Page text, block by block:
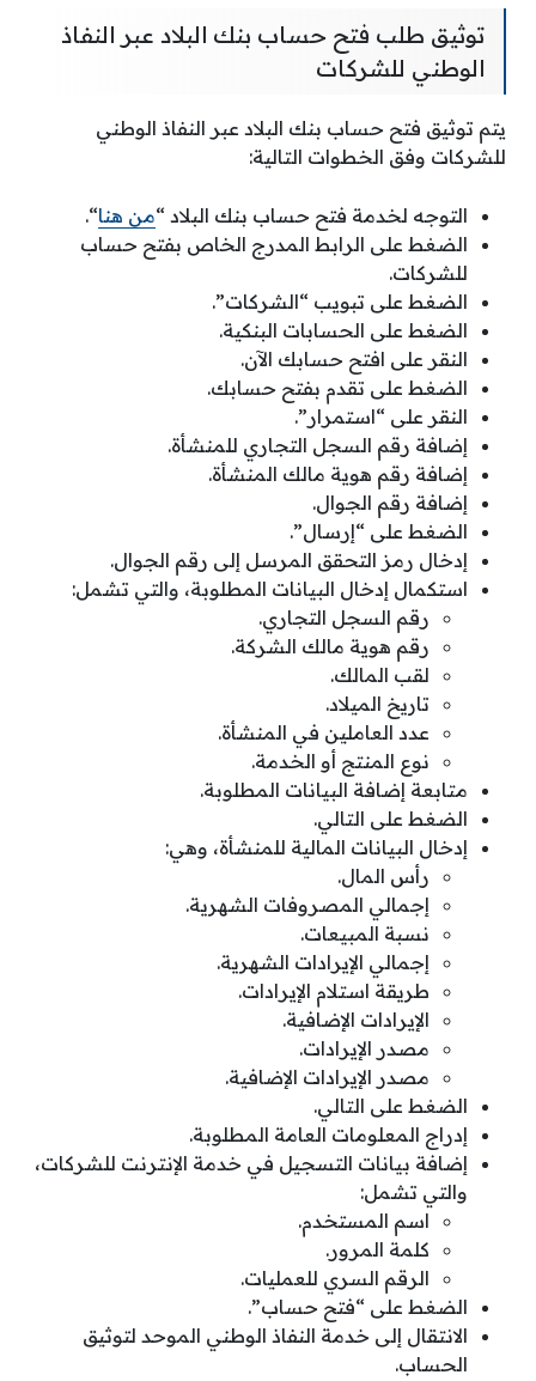
توثيق طلب فتح حساب بنك البلاد عبر النفاذ
الوطني للشركات
يتم توثيق فتح حساب بنك البلاد عبر النفاذ الوطني
للشركات وفق الخطوات التالية:
التوجه لخدمة فتح حساب بنك البلاد “من هنا“.
الضغط على الرابط المدرج الخاص بفتح حساب
للشركات.
الضغط على تبويب “الشركات”.
الضغط على الحسابات البنكية.
النقر على افتح حسابك الآن.
الضغط على تقدم بفتح حسابك.
النقر على “استمرار”.
إضافة رقم السجل التجاري للمنشأة.
إضافة رقم هوية مالك المنشأة.
إضافة رقم الجوال.
الضغط على “إرسال”.
إدخال رمز التحقق المرسل إلى رقم الجوال.
استكمال إدخال البيانات المطلوبة، والتي تشمل:
رقم السجل التجاري.
رقم هوية مالك الشركة.
لقب المالك.
تاريخ الميلاد.
عدد العاملين في المنشأة.
نوع المنتج أو الخدمة.
متابعة إضافة البيانات المطلوبة.
الضغط على التالي.
إدخال البيانات المالية للمنشأة، وهي:
رأس المال.
إجمالي المصروفات الشهرية.
نسبة المبيعات.
إجمالي الإيرادات الشهرية.
طريقة استلام الإيرادات.
الإيرادات الإضافية.
مصدر الإيرادات.
مصدر الإيرادات الإضافية.
الضغط على التالي.
إدراج المعلومات العامة المطلوبة.
إضافة بيانات التسجيل في خدمة الإنترنت للشركات،
والتي تشمل:
اسم المستخدم.
كلمة المرور.
الرقم السري للعمليات.
الضغط على “فتح حساب”.
الانتقال إلى خدمة النفاذ الوطني الموحد لتوثيق
الحساب.